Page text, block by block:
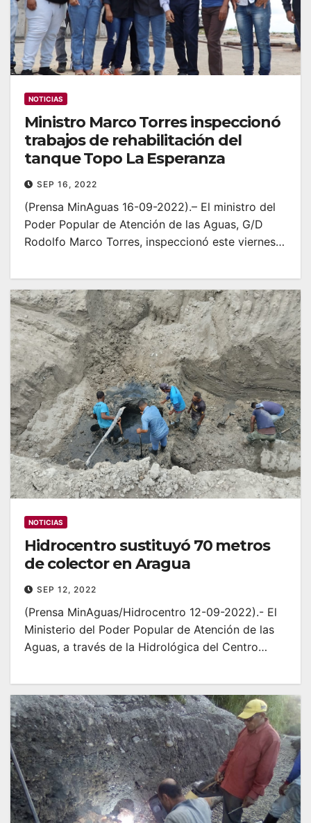
NOTICIAS
Ministro Marco Torres inspeccionó
trabajos de rehabilitación del
tanque Topo La Esperanza
SEP 16, 2022
(Prensa MinAguas 16-09-2022).– El ministro del
Poder Popular de Atención de las Aguas, G/D
Rodolfo Marco Torres, inspeccionó este viernes…
NOTICIAS
Hidrocentro sustituyó 70 metros
de colector en Aragua
SEP 12, 2022
(Prensa MinAguas/Hidrocentro 12-09-2022).- El
Ministerio del Poder Popular de Atención de las
Aguas, a través de la Hidrológica del Centro…